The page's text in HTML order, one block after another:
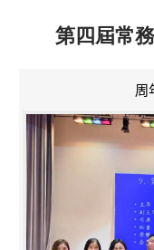
第四屆常
周